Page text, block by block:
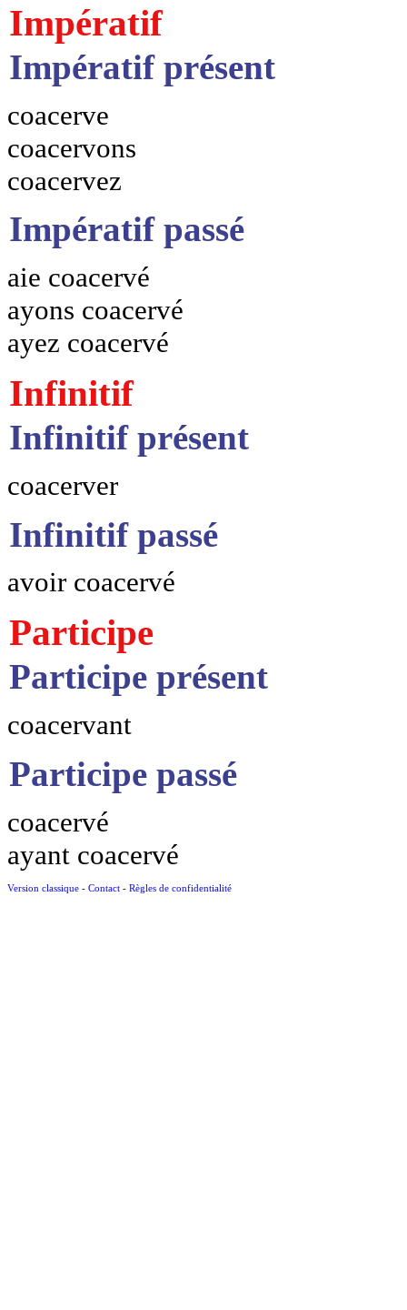
Impératif
Impératif présent
coacerve
coacervons
coacervez
Impératif passé
aie coacervé
ayons coacervé
ayez coacervé
Infinitif
Infinitif présent
coacerver
Infinitif passé
avoir coacervé
Participe
Participe présent
coacervant
Participe passé
coacervé
ayant coacervé
Version classique - Contact - Règles de confidentialité